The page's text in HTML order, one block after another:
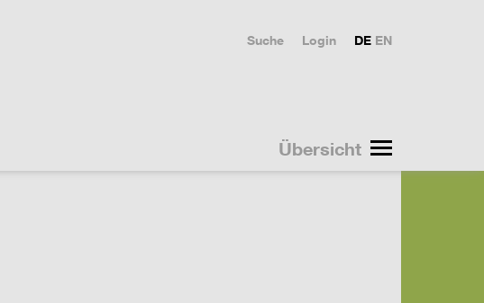
Übersicht
DE EN
Login
Suche